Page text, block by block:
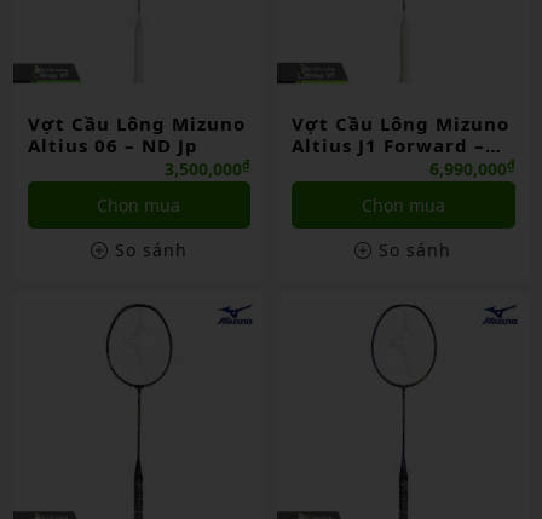
Vợt Cầu Lông Mizuno
Altius 06 – ND Jp
3,500,000₫
Chọn mua
So sánh
Vợt Cầu Lông Mizuno
Altius J1 Forward –
6,990,000₫
Chọn mua
So sánh